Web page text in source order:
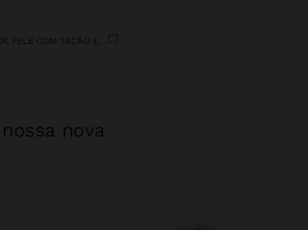
SANDÁLIAS DE PELE COM TACÃO E TIRA LARGA
nova